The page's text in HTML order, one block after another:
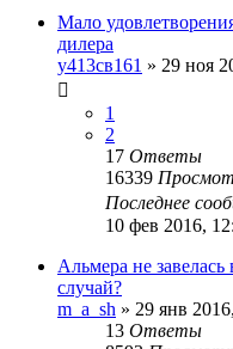
Мало
дилера
у413св161 » 29 ноя
1
2
17 Ответы
16339
Последнее
10 фев 2016,
Альмера не
случай?
m_a_sh » 29 янв
13 Ответы